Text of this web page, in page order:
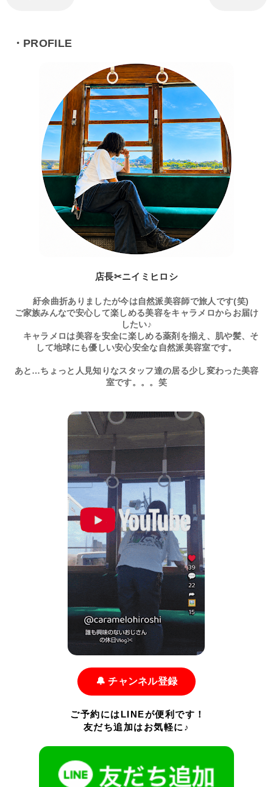
・PROFILE
店長✂ニイミヒロシ
紆余曲折ありましたが今は自然派美容師で旅人です(笑)
ご家族みんなで安心して楽しめる美容をキャラメロからお届け
したい♪
キャラメロは美容を安全に楽しめる薬剤を揃え、肌や髪、そ
して地球にも優しい安心安全な自然派美容室です。
あと…ちょっと人見知りなスタッフ達の居る少し変わった美容
室です。。。笑
🔔 チャンネル登録
ご予約にはLINEが便利です！
友だち追加はお気軽に♪